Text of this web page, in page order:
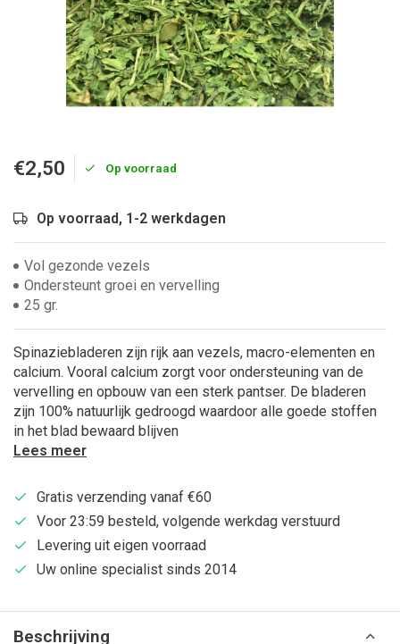
€2,50 Op voorraad
Op voorraad, 1-2 werkdagen
Vol gezonde vezels
Ondersteunt groei en vervelling
25 gr.
Spinaziebladeren zijn rijk aan vezels, macro-elementen en
calcium. Vooral calcium zorgt voor ondersteuning van de
vervelling en opbouw van een sterk pantser. De bladeren
zijn 100% natuurlijk gedroogd waardoor alle goede stoffen
in het blad bewaard blijven
Lees meer
Gratis verzending vanaf €60
Voor 23:59 besteld, volgende werkdag verstuurd
Levering uit eigen voorraad
Uw online specialist sinds 2014
Beschrijving